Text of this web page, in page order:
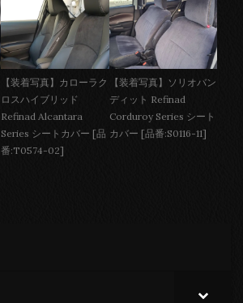
【装着写真】カローラク
ロスハイブリッド
Refinad Alcantara
Series シートカバー [品
番:T0574-02]
【装着写真】ソリオバン
ディット Refinad
Corduroy Series シート
カバー [品番:S0116-11]